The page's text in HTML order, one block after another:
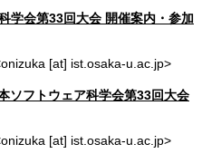
学会第33回大会 開催案内・参加
[at] ist.osaka-u.ac.jp>
フトウェア科学会第33回大会
[at] ist.osaka-u.ac.jp>